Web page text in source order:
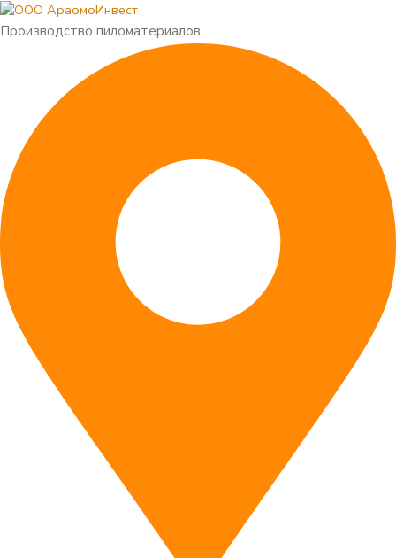
Производство пиломатериалов
Меню
Перейти
к